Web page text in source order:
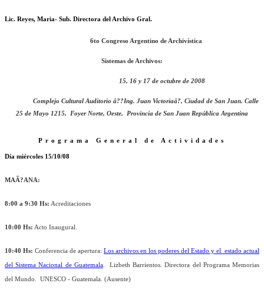
Lic. Reyes, Maria- Sub. Directora del Archivo Gral.
6to Congreso Argentino de Archivística
Sistemas de Archivos:
15, 16 y 17 de octubre de 2008
Complejo Cultural Auditorio â??Ing. Juan Victoriaâ?, Ciudad de San Juan. Calle
25 de Mayo 1215,
Foyer Norte, Oeste, Provincia de San Juan República Argentina
Programa General de Actividades
Día miércoles 15/10/08
MAÃ?ANA:
8:00 a 9:30 Hs: Acreditaciones
10:00 Hs: Acto Inaugural.
10:40 Hs: Conferencia de apertura: Los archivos en los poderes del Estado y el estado actual
del Sistema Nacional de Guatemala. Lizbeth Barrientos. Directora del Programa Memorias
del Mundo. UNESCO - Guatemala. (Ausente)